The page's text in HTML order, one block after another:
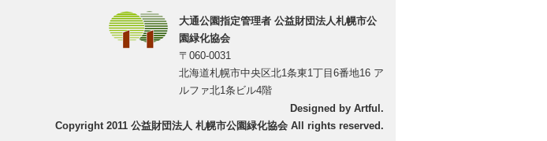
大通公園指定管理者 公益財団法人札幌市公
園緑化協会
〒060-0031
北海道札幌市中央区北1条東1丁目6番地16 ア
ルファ北1条ビル4階
Designed by Artful.
Copyright 2011 公益財団法人 札幌市公園緑化協会 All rights reserved.